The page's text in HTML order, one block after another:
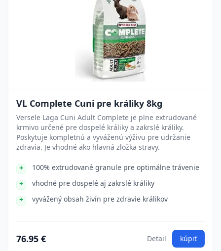
VL Complete Cuni pre králiky 8kg
Versele Laga Cuni Adult Complete je plne extrudované
krmivo určené pre dospelé králiky a zakrslé králiky.
Poskytuje kompletnú a vyváženú výživu pre udržanie
zdravia. Je vhodné ako hlavná zložka stravy.
100% extrudované granule pre optimálne trávenie
vhodné pre dospelé aj zakrslé králiky
vyvážený obsah živín pre zdravie králikov
76.95 € Detail kúpiť